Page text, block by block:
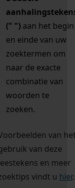
(" ") aan het begin
en einde van uw
zoektermen om
naar de exacte
combinatie van
woorden te
zoeken.
van
van deze
en meer
vindt u hier.